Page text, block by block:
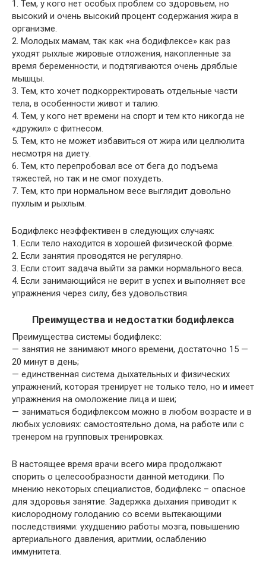
1. Тем, у кого нет особых проблем со здоровьем, но
высокий и очень высокий процент содержания жира в
организме.
2. Молодых мамам, так как «на бодифлексе» как раз
уходят рыхлые жировые отложения, накопленные за
время беременности, и подтягиваются очень дряблые
мышцы.
3. Тем, кто хочет подкорректировать отдельные части
тела, в особенности живот и талию.
4. Тем, у кого нет времени на спорт и тем кто никогда не
«дружил» с фитнесом.
5. Тем, кто не может избавиться от жира или целлюлита
несмотря на диету.
6. Тем, кто перепробовал все от бега до подъема
тяжестей, но так и не смог похудеть.
7. Тем, кто при нормальном весе выглядит довольно
пухлым и рыхлым.
Бодифлекс неэффективен в следующих случаях:
1. Если тело находится в хорошей физической форме.
2. Если занятия проводятся не регулярно.
3. Если стоит задача выйти за рамки нормального веса.
4. Если занимающийся не верит в успех и выполняет все
упражнения через силу, без удовольствия.
Преимущества и недостатки бодифлекса
Преимущества системы бодифлекс:
— занятия не занимают много времени, достаточно 15 —
20 минут в день;
— единственная система дыхательных и физических
упражнений, которая тренирует не только тело, но и имеет
упражнения на омоложение лица и шеи;
— заниматься бодифлексом можно в любом возрасте и в
любых условиях: самостоятельно дома, на работе или с
тренером на групповых тренировках.
В настоящее время врачи всего мира продолжают
спорить о целесообразности данной методики. По
мнению некоторых специалистов, бодифлекс – опасное
для здоровья занятие. Задержка дыхания приводит к
кислородному голоданию со всеми вытекающими
последствиями: ухудшению работы мозга, повышению
артериального давления, аритмии, ослаблению
иммунитета.